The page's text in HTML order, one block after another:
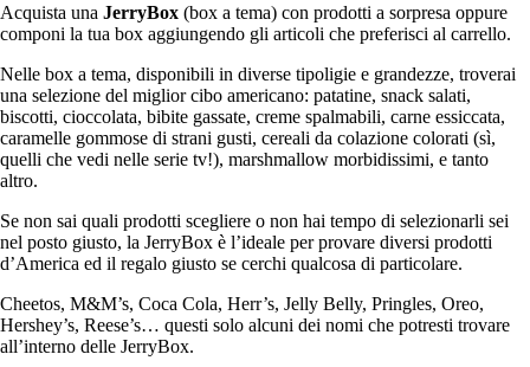
Acquista una JerryBox (box a tema) con prodotti a sorpresa oppure
componi la tua box aggiungendo gli articoli che preferisci al carrello.
Nelle box a tema, disponibili in diverse tipoligie e grandezze, troverai
una selezione del miglior cibo americano: patatine, snack salati,
biscotti, cioccolata, bibite gassate, creme spalmabili, carne essiccata,
caramelle gommose di strani gusti, cereali da colazione colorati (sì,
quelli che vedi nelle serie tv!), marshmallow morbidissimi, e tanto
altro.
Se non sai quali prodotti scegliere o non hai tempo di selezionarli sei
nel posto giusto, la JerryBox è l’ideale per provare diversi prodotti
d’America ed il regalo giusto se cerchi qualcosa di particolare.
Cheetos, M&M’s, Coca Cola, Herr’s, Jelly Belly, Pringles, Oreo,
Hershey’s, Reese’s… questi solo alcuni dei nomi che potresti trovare
all’interno delle JerryBox.